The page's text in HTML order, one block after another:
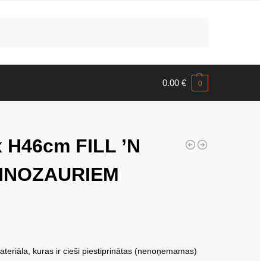
0.00 € 0
FILL ’N
kuras ir cieši piestiprinātas (nenoņemamas)